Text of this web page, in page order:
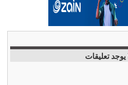
يوجد تعليقات